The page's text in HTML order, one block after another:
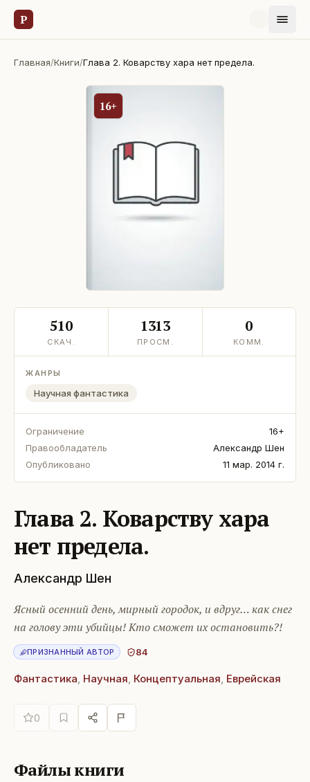
Р
Главная/Книги/Глава 2. Коварству хара нет предела.
16+
510
СКАЧ.
1313
ПРОСМ.
0
КОММ.
ЖАНРЫ
Научная фантастика
Ограничение
16+
Правообладатель
Александр Шен
Опубликовано
11 мар. 2014 г.
Глава 2. Коварству хара
нет предела.
Александр Шен
Ясный осенний день, мирный городок, и вдруг… как снег
на голову эти убийцы! Кто сможет их остановить?!
ПРИЗНАННЫЙ АВТОР 84
Фантастика, Научная, Концептуальная, Еврейская
0
Файлы книги